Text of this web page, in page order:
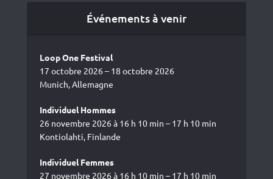
Événements à venir
Loop One Festival
17 octobre 2026 – 18 octobre 2026
Munich, Allemagne
Individuel Hommes
26 novembre 2026 à 16 h 10 min – 17 h 10 min
Kontiolahti, Finlande
Individuel Femmes
27 novembre 2026 à 16 h 10 min – 17 h 10 min